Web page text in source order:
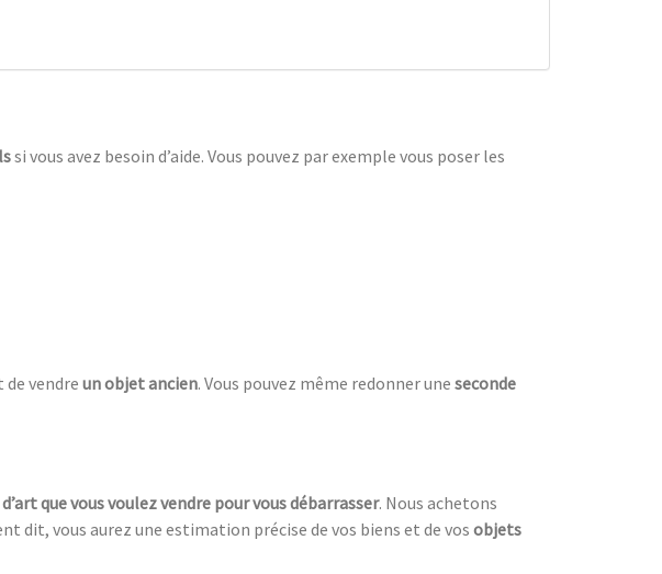
si vous avez besoin d’aide. Vous pouvez par exemple vous poser les
vendre un objet ancien. Vous pouvez même redonner une seconde
que vous voulez vendre pour vous débarrasser. Nous achetons
dit, vous aurez une estimation précise de vos biens et de vos objets